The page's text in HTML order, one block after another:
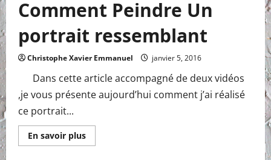
Comment Peindre Un
portrait ressemblant
Christophe Xavier Emmanuel janvier 5, 2016
Dans cette article accompagné de deux vidéos
,je vous présente aujourd’hui comment j’ai réalisé
ce portrait...
En savoir plusEn
savoir